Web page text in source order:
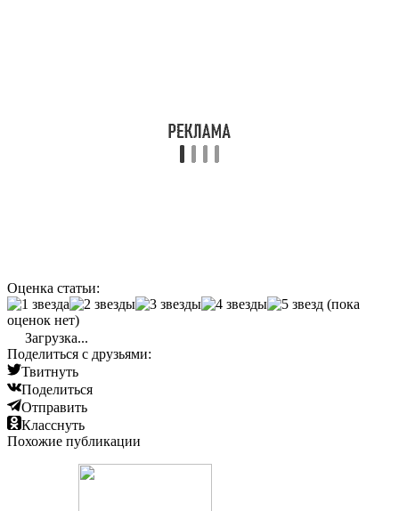
Оценка статьи:
(пока
оценок нет)
Загрузка...
Поделиться с друзьями:
Твитнуть
Поделиться
Отправить
Класснуть
Похожие публикации